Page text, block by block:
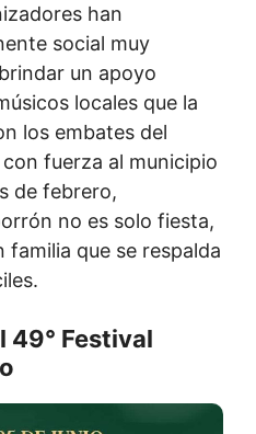
han
social muy
un apoyo
locales que la
los embates del
fuerza al municipio
de febrero,
no es solo fiesta,
que se respalda
49° Festival